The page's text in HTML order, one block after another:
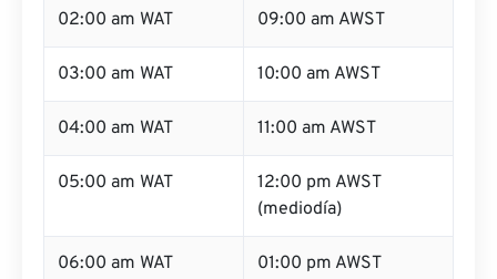
02:00 am WAT 09:00 am AWST
03:00 am WAT 10:00 am AWST
04:00 am WAT 11:00 am AWST
05:00 am WAT
12:00 pm AWST
(mediodía)
06:00 am WAT 01:00 pm AWST